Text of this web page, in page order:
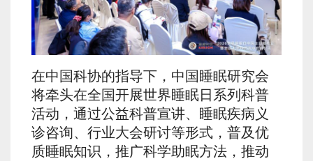
在中国科协的指导下，中国睡眠研究会
将牵头在全国开展世界睡眠日系列科普
活动，通过公益科普宣讲、睡眠疾病义
诊咨询、行业大会研讨等形式，普及优
质睡眠知识，推广科学助眠方法，推动